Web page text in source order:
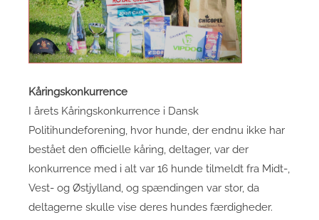
Kåringskonkurrence
I årets Kåringskonkurrence i Dansk
Politihundeforening, hvor hunde, der endnu ikke har
bestået den officielle kåring, deltager, var der
konkurrence med i alt var 16 hunde tilmeldt fra Midt-,
Vest- og Østjylland, og spændingen var stor, da
deltagerne skulle vise deres hundes færdigheder.